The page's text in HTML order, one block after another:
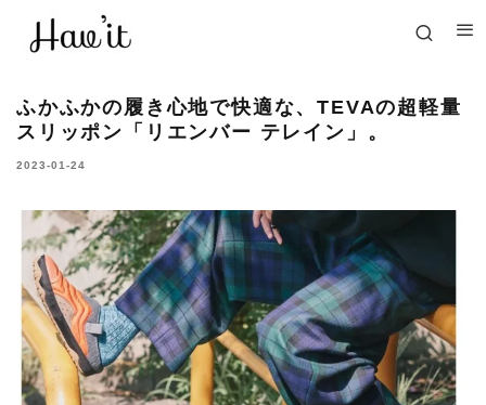
ふかふかの履き心地で快適な、TEVAの超軽量
スリッポン「リエンバー テレイン」。
2023-01-24